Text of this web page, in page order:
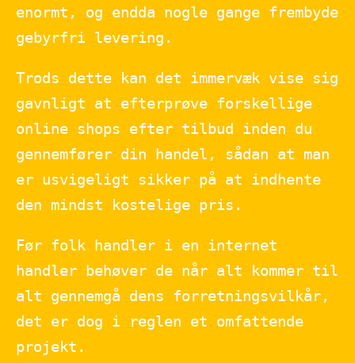
enormt, og endda nogle gange frembyde
gebyrfri levering.
Trods dette kan det immervæk vise sig
gavnligt at efterprøve forskellige
online shops efter tilbud inden du
gennemfører din handel, sådan at man
er usvigeligt sikker på at indhente
den mindst kostelige pris.
Før folk handler i en internet
handler behøver de når alt kommer til
alt gennemgå dens forretningsvilkår,
det er dog i reglen et omfattende
projekt.